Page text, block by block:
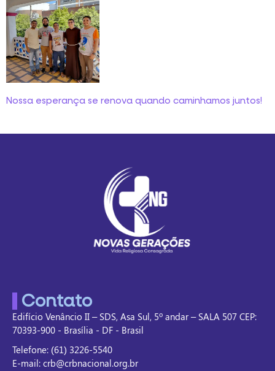
Nossa esperança se renova quando caminhamos juntos!
Contato
Edifício Venâncio II – SDS, Asa Sul, 5º andar – SALA 507 CEP:
70393-900 - Brasília - DF - Brasil
Telefone: (61) 3226-5540
E-mail: crb@crbnacional.org.br